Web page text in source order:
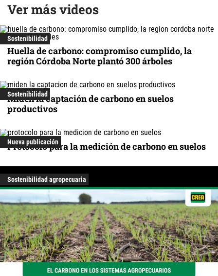
Ver más videos
Sostenibilidad
Huella de carbono: compromiso cumplido, la
región Córdoba Norte plantó 300 árboles
Sostenibilidad
Miden la captación de carbono en suelos
productivos
Nueva publicación
Protocolo para la medición de carbono en suelos
Sostenibilidad agropecuaria